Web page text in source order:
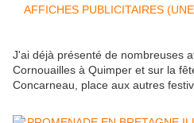
J'ai déjà présenté de nombreuses
Cornouailles à Quimper et sur la
Concarneau, place aux autres